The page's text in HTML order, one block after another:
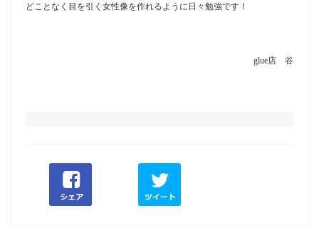
どことなく目を引く女性像を作れるように日々勉強です！
glue店 谷